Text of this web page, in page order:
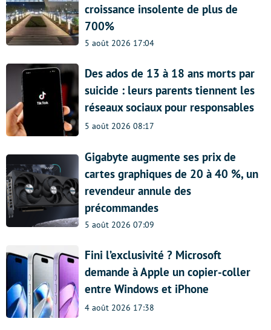
croissance insolente de plus de
700%
5 août 2026 17:04
Des ados de 13 à 18 ans morts par
suicide : leurs parents tiennent les
réseaux sociaux pour responsables
5 août 2026 08:17
Gigabyte augmente ses prix de
cartes graphiques de 20 à 40 %, un
revendeur annule des
précommandes
5 août 2026 07:09
Fini l’exclusivité ? Microsoft
demande à Apple un copier-coller
entre Windows et iPhone
4 août 2026 17:38